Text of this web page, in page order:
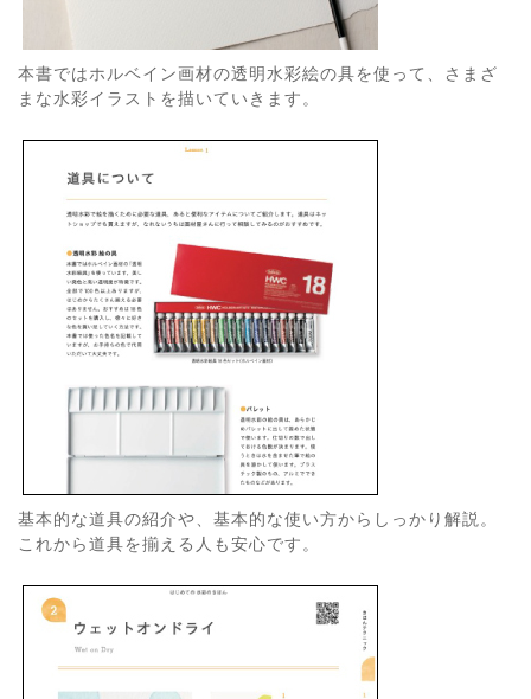
本書ではホルベイン画材の透明水彩絵の具を使って、さまざ
まな水彩イラストを描いていきます。
基本的な道具の紹介や、基本的な使い方からしっかり解説。
これから道具を揃える人も安心です。